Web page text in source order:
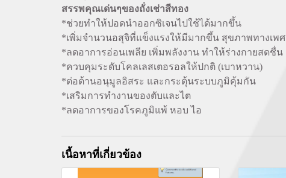
สรรพคุณเด่นๆของถั่งเช่าสีทอง
*ช่วยทำให้ปอดนำออกซิเจนไปใช้ได้มากขึ้น
*เพิ่มจำนวนอสุจิที่แข็งแรงให้มีมากขึ้น สุขภาพทางเพศ
*ลดอาการอ่อนเพลีย เพิ่มพลังงาน ทำให้ร่างกายสดชื่น
*ควบคุมระดับโคลเลสเตอรอลให้ปกติ (เบาหวาน)
*ต่อต้านอนุมูลอิสระ และกระตุ้นระบบภูมิคุ้มกัน
*เสริมการทำงานของตับและไต
*ลดอาการของโรคภูมิแพ้ หอบ ไอ
เนื้อหาที่เกี่ยวข้อง